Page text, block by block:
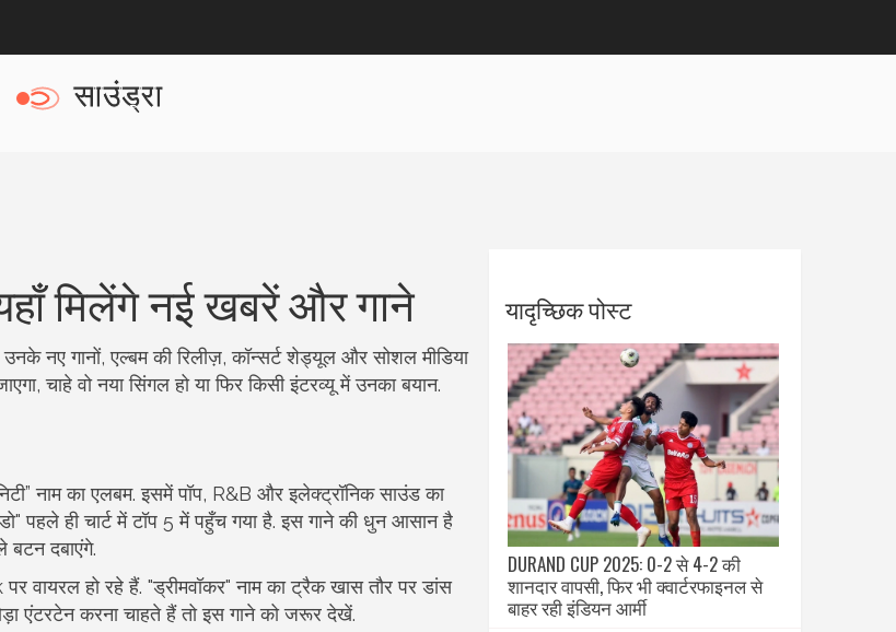
मिलेंगे नई खबरें और गाने
नए गानों, एल्बम की रिलीज़, कॉन्सर्ट शेड्यूल और सोशल मीडिया
चाहे वो नया सिंगल हो या फिर किसी इंटरव्यू में उनका बयान.
नाम का एलबम. इसमें पॉप, R&B और इलेक्ट्रॉनिक साउंड का
पहले ही चार्ट में टॉप 5 में पहुँच गया है. इस गाने की धुन आसान है
बटन दबाएंगे.
वायरल हो रहे हैं. "ड्रीमवॉकर" नाम का ट्रैक खास तौर पर डांस
एंटरटेन करना चाहते हैं तो इस गाने को जरूर देखें.
यादृच्छिक पोस्ट
DURAND CUP 2025: 0-2 से 4-2 की
शानदार वापसी, फिर भी क्वार्टरफाइनल से
बाहर रही इंडियन आर्मी